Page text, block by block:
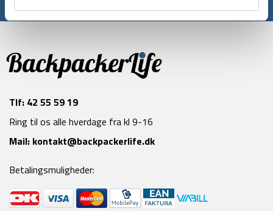
Tlf: 42 55 59 19
Ring til os alle hverdage fra kl 9-16
Mail: kontakt@backpackerlife.dk
Betalingsmuligheder: